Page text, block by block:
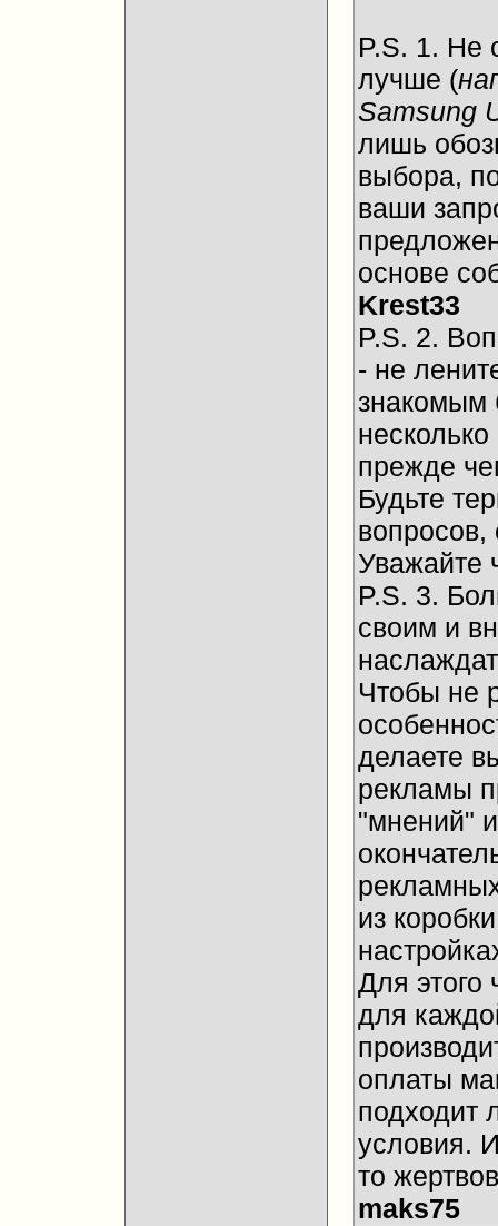
P.S. 1. Не
лучше (
Samsung
лишь
выбора,
ваши
основе
Krest33
P.S. 2.
- не
знакомым
прежде
Будьте
вопросов,
Уважайте
P.S. 3.
своим и
Чтобы не
делаете
рекламы
"мнений"
из
Для этого
для
оплаты
подходит
условия.
то
maks75